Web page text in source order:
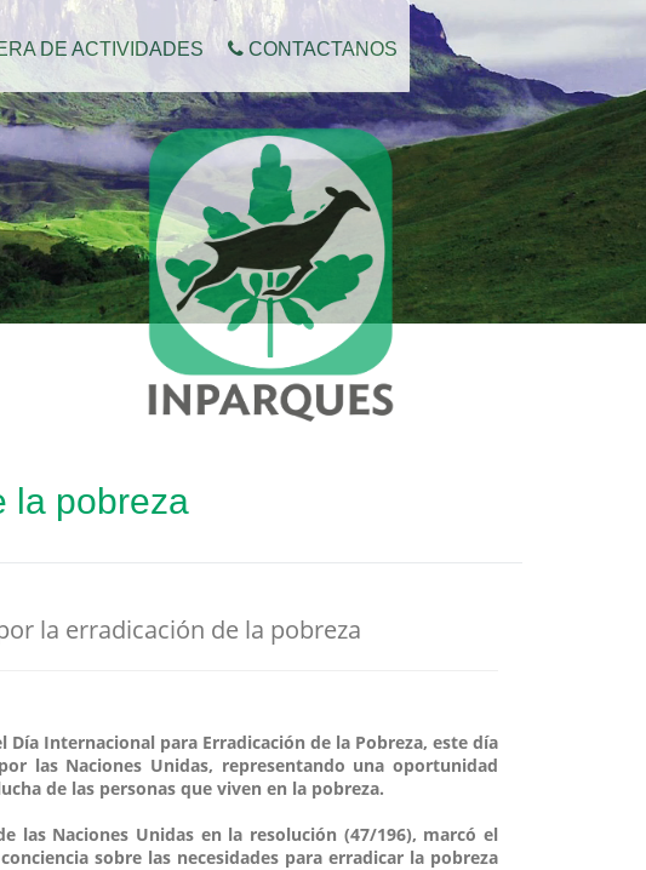
DE ACTIVIDADES CONTACTANOS
la pobreza
la erradicación de la pobreza
Día Internacional para Erradicación de la Pobreza, este día
las Naciones Unidas, representando una oportunidad
de las personas que viven en la pobreza.
las Naciones Unidas en la resolución (47/196), marcó el
sobre las necesidades para erradicar la pobreza